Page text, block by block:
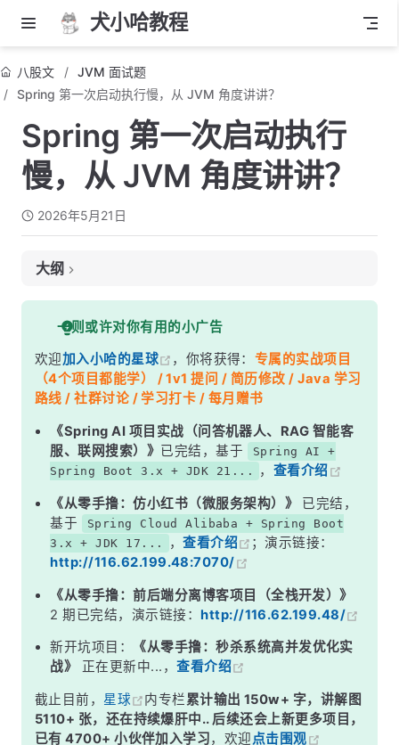
犬小哈教程
八股文
JVM 面试题
Spring 第一次启动执行慢，从 JVM 角度讲讲？
Spring 第一次启动执行
慢，从 JVM 角度讲讲？
2026年5月21日
大纲
面试考察点
核心答案
深度解析
一、类加载开销——Spring 简直是类加载轰炸机
二、JIT 预热——&quot;第一次慢&quot;的灵魂解释
三、GC 压力——临时对象满天飞
五、怎么优化？
面试高频追问
记忆口诀
总结
一则或许对你有用的小广告
欢迎加入小哈的星球 ，你将获得： 专属的实战项目
（4个项目都能学） / 1v1 提问 / 简历修改 / Java 学习
路线 / 社群讨论 / 学习打卡 / 每月赠书
《Spring AI 项目实战（问答机器人、RAG 智能客
服、联网搜索）》 已完结，基于
Spring AI +
Spring Boot 3.x + JDK 21...
， 查看介绍
《从零手撸：仿小红书（微服务架构）》
已完结，
基于
Spring Cloud Alibaba + Spring Boot
3.x + JDK 17...
，查看介绍
；演示链接：
http://116.62.199.48:7070/
《从零手撸：前后端分离博客项目（全栈开发）》
2 期已完结，演示链接：http://116.62.199.48/
新开坑项目：
《从零手撸：秒杀系统高并发优化实
战》
正在更新中...，查看介绍
截止目前， 星球 内专栏累计输出 150w+ 字，讲解图
5110+ 张，还在持续爆肝中.. 后续还会上新更多项目，
已有 4700+ 小伙伴加入学习，欢迎点击围观